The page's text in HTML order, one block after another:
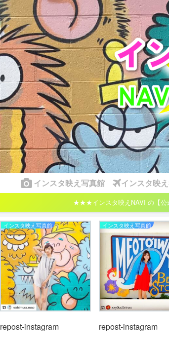
インスタ映え写真館 インスタ映
★★★インスタ映えNAVI の【
インスタ映え写真館
repost-instagram
インスタ映え写真館
repost-instagram